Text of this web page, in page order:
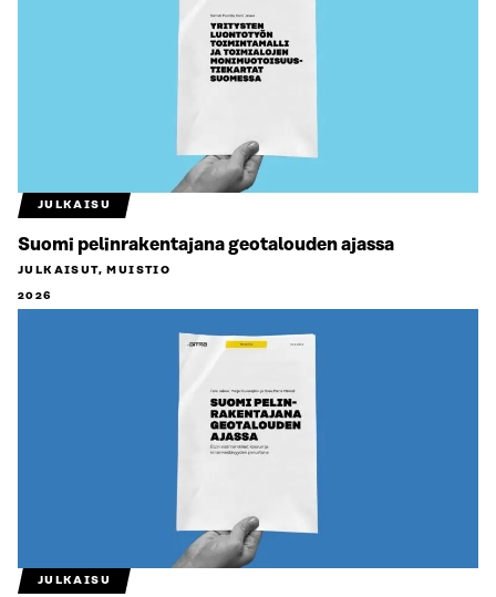
JULKAISU
Suomi pelinrakentajana geotalouden ajassa
JULKAISUT, MUISTIO
2026
JULKAISU